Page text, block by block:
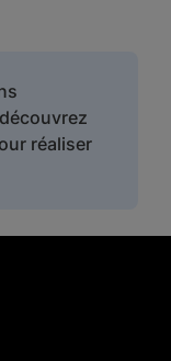
réaliser